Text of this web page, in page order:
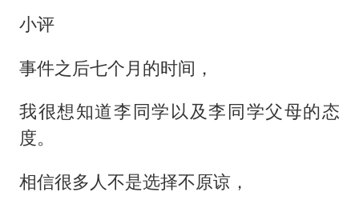
小评
事件之后七个月的时间，
我很想知道李同学以及李同学父母的态
度。
相信很多人不是选择不原谅，